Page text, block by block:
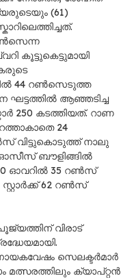
(61)
കൂട്ടുകെട്ടുമായി
44 റൺസെടുത്ത
ഘട്ടത്തിൽ ആഞ്ഞടിച്ച
250 കടത്തിയത്. റാണ
24
വിട്ടുകൊടുത്ത് നാലു
ഓസീസ് ബൗളിങ്ങിൽ
ഓവറിൽ 35 റൺസ്
സ്റ്റാർക്ക് 62 റൺസ്
വിരാട്
സെലക്ടർമാർ
മത്സരത്തിലും ക്യാപ്റ്റൻ